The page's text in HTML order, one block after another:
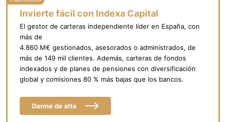
Invierte fácil con Indexa Capital
El gestor de carteras independiente líder en España, con
más de
4.860 M€ gestionados, asesorados o administrados, de
más de 149 mil clientes. Además, carteras de fondos
indexados y de planes de pensiones con diversificación
global y comisiones 80 % más bajas que los bancos.
Darme de alta